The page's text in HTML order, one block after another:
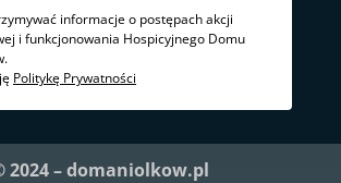
informacje o postępach akcji
i funkcjonowania Hospicyjnego Domu
Politykę Prywatności
2024 – domaniolkow.pl